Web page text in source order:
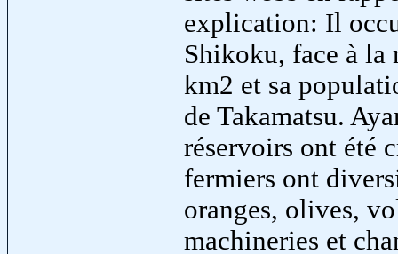
explication: Il
Shikoku, face à la
km2 et sa
de Takamatsu.
réservoirs ont été
fermiers ont
oranges, olives,
machineries et